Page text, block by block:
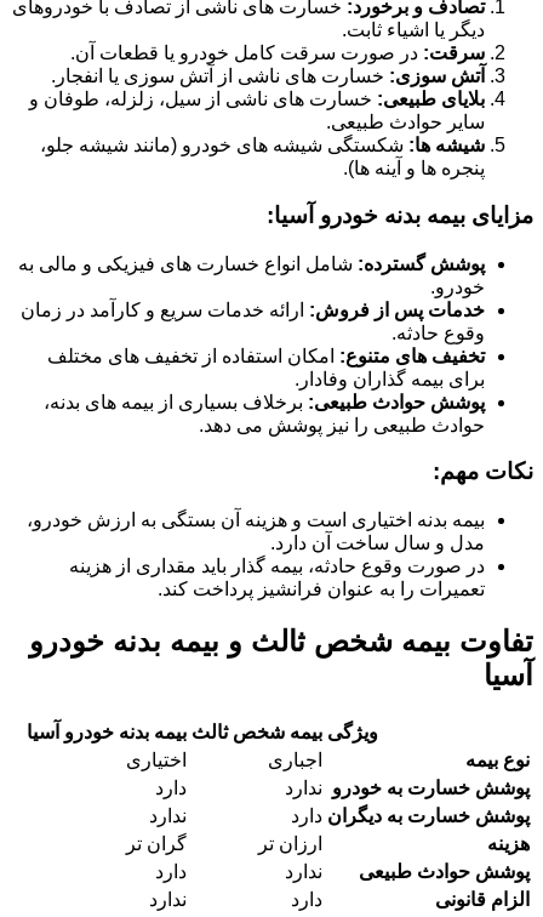
تصادف و برخورد: خسارت های ناشی از تصادف با خودروهای
دیگر یا اشیاء ثابت.
سرقت: در صورت سرقت کامل خودرو یا قطعات آن.
آتش سوزی: خسارت های ناشی از آتش سوزی یا انفجار.
بلایای طبیعی: خسارت های ناشی از سیل، زلزله، طوفان و
سایر حوادث طبیعی.
شیشه ها: شکستگی شیشه های خودرو (مانند شیشه جلو،
پنجره ها و آینه ها).
مزایای بیمه بدنه خودرو آسیا:
پوشش گسترده: شامل انواع خسارت های فیزیکی و مالی به
خودرو.
خدمات پس از فروش: ارائه خدمات سریع و کارآمد در زمان
وقوع حادثه.
تخفیف های متنوع: امکان استفاده از تخفیف های مختلف
برای بیمه گذاران وفادار.
پوشش حوادث طبیعی: برخلاف بسیاری از بیمه های بدنه،
حوادث طبیعی را نیز پوشش می دهد.
نکات مهم:
بیمه بدنه اختیاری است و هزینه آن بستگی به ارزش خودرو،
مدل و سال ساخت آن دارد.
در صورت وقوع حادثه، بیمه گذار باید مقداری از هزینه
تعمیرات را به عنوان فرانشیز پرداخت کند.
تفاوت بیمه شخص ثالث و بیمه بدنه خودرو
آسیا
ویژگی بیمه شخص ثالث بیمه بدنه خودرو آسیا
نوع بیمه
اجباری
اختیاری
پوشش خسارت به خودرو ندارد
دارد
پوشش خسارت به دیگران دارد
ندارد
هزینه
ارزان تر
گران تر
پوشش حوادث طبیعی
ندارد
دارد
الزام قانونی
دارد ندارد